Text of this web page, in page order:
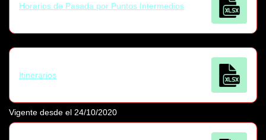
Horarios de Pasada por Puntos Intermedios
Itinerarios
Vigente desde el 24/10/2020